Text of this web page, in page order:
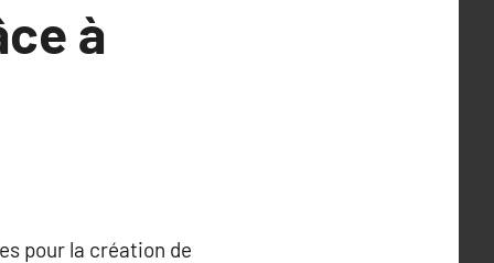
à
pour la création de